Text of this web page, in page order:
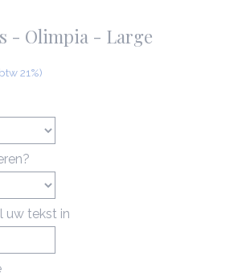
- Olimpia - Large
21%)
uw tekst in